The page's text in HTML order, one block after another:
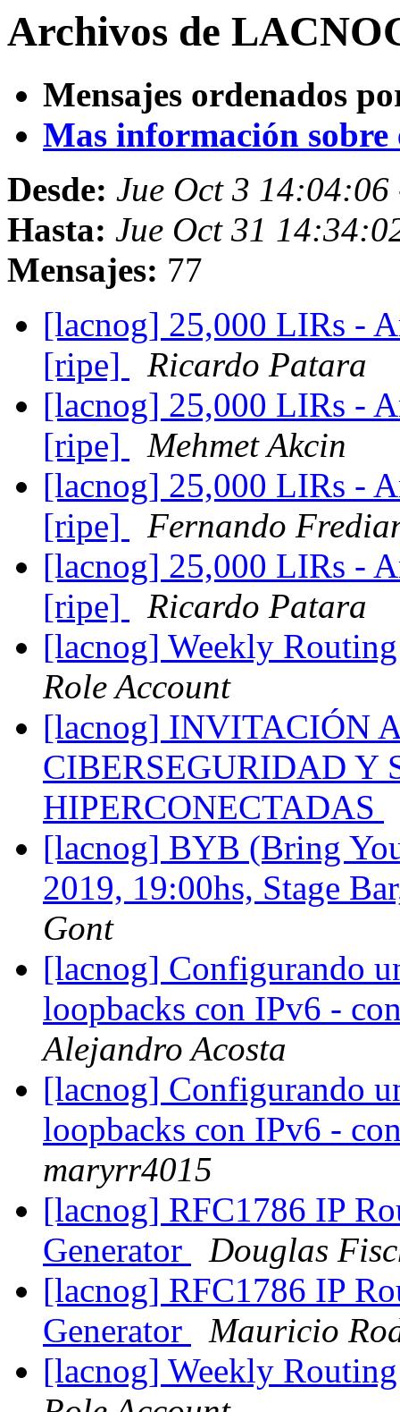
Archivos de
Mensajes ordenados
Mas información sobre
Desde: Jue Oct 3 14:04:06
Hasta: Jue Oct 31
Mensajes: 77
[lacnog] 25,000 LIRs -
[ripe]
Ricardo Patara
[lacnog] 25,000 LIRs -
[ripe]
Mehmet Akcin
[lacnog] 25,000 LIRs -
[ripe]
Fernando
[lacnog] 25,000 LIRs -
[ripe]
Ricardo Patara
[lacnog] Weekly
Role Account
[lacnog] INVITACIÓN
CIBERSEGURIDAD Y
HIPERCONECTADAS
[lacnog] BYB (Bring
2019, 19:00hs, Stage
Gont
[lacnog] Configurando
loopbacks con IPv6 -
Alejandro Acosta
[lacnog] Configurando
loopbacks con IPv6 -
maryrr4015
[lacnog] RFC1786 IP
Generator
Douglas
[lacnog] RFC1786 IP
Generator
Mauricio
[lacnog] Weekly